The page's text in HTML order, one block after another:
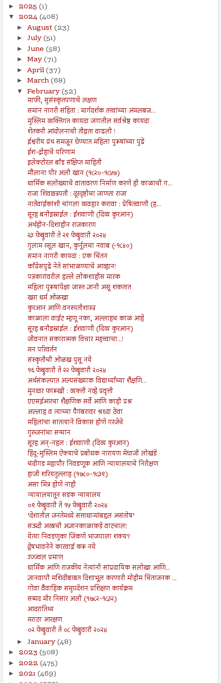
► 2025 (1)
▼ 2024(408)
► August(23)
► July(51)
► June (58)
► May(71)
► April(37)
► March(68)
▼ February(52)
माफी, सुसंस्कृतपणाचे लक्षण
समान नागरी संहिता : मार्गदर्शक तत्त्वांच्या अंमलबज...
मुस्लिम व्यक्तिगत कायदा जगातील सर्वश्रेष्ठ कायदा
शेतकरी आंदोलनाची तीव्रता वाढली !
ईश्वरीय ग्रंथ समजून घेण्यात महिला पुरूषांच्या पुढे
ईश-द्रोहाचे परिणाम
इलेक्टोरल बाँड संक्षिप्त माहिती
मौलाना पीर अली खान (१८२०-१८५७)
धार्मिक सलोख्याचे वातावरण निर्माण करणे ही काळाची ग...
राजा शिवछत्रपती : दूरदृष्टीचा जाणता राजा
नातेवाईकांशी चांगला व्यवहार करावा : प्रेषितवाणी (ह...
सूरह बनीइस्राईल : ईशवाणी (दिव्य कुरआन)
अर्थहीन-दिशाहीन राजकारण
२३ फेब्रुवारी ते २९ फेब्रुवारी २०२४
गुलाम रसूल खान, कुर्नूलचा नवाब (-१८४०)
समान नागरी कायदा : एक चिंतन
काँग्रेसपुढे नेते सांभाळण्याचे आव्हान!
पत्रकारांवरील हल्ले लोकशाहीस मारक
महिला पुरूषांपेक्षा जास्त ज्ञानी असू शकतात
खरा धर्म ओळखा
कुरआन आणि वनस्पतीशास्त्र
काळाला वाईट म्हणू नका, अल्लाहच काळ आहे
सूरह बनीइस्राईल : ईशवाणी (दिव्य कुरआन)
जीवनात सकारात्मक विचार महत्त्वाचा...!
मन परिवर्तन
संस्कृतीची ओळख पुसू नये
१६ फेब्रुवारी ते २२ फेब्रुवारी २०२४
अर्थसंकल्पात अल्पसंख्याक विद्यार्थ्यांच्या शैक्षणि...
मुनव्वर फारूखी : व्यक्ती नव्हे प्रवृत्ती
एएसईआरचा शैक्षणिक सर्वे आणि काही प्रश्न
अल्लाह व त्याच्या पैगंबरावर श्रध्दा ठेवा
महिलांचा सातत्याने विकास होणे गरजेचे
गुरुजनांचा सन्मान
सूरह अन्-नहल : ईशवाणी (दिव्य कुरआन)
हिंदू-मुस्लिम ऐक्याचे प्रबोधक नारायण मेघाजी लोखंडे
चंदीगड महापौर निवडणूक आणि न्यायालयाचे निरीक्षण
हाजी शरियतुल्लाह (१७८०-१८३९)
असा मित्र होणे नाही
न्यायालयातून सडक न्यायालय
०९ फेब्रुवारी ते १५ फेब्रुवारी २०२४
’देशातील जनतेमध्ये सत्ताधाऱ्यांबद्दल असंतोष’
सऊदी अरबची अज्ञानकाळाकडे वाटचाल!
येत्या निवडणुका जिंकणे भाजपाला शक्य?
द्वेषभावनेने कारवाई करू नये
उज्ज्वल प्रमाण
धार्मिक आणि राजकीय नेत्यांनी सांप्रदायिक सलोखा आणि...
ज्ञानवापी मशिदीबाबत दिशाभूल करणारी मोहीम चिंताजनक ...
गोवा वैवाहिक समुपदेशन प्रशिक्षण कार्यक्रम
सय्यद मीर निसार अली (१७८२-१८३२)
आदरातिथ्य
मराठा आरक्षण
०२ फेब्रुवारी ते ०८ फेब्रुवारी २०२४
► January(48)
► 2023 (508)
► 2022 (475)
► 2021(469)